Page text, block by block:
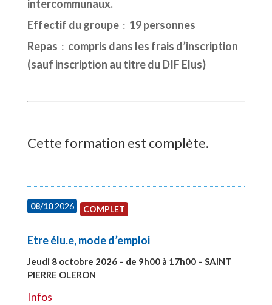
intercommunaux.
Effectif du groupe: 19 personnes
Repas : compris dans les frais d’inscription
(sauf inscription au titre du DIF Elus)
Cette formation est complète.
08/102026 COMPLET
Etre élu.e, mode d’emploi
Jeudi 8 octobre 2026 – de 9h00 à 17h00 – SAINT
PIERRE OLERON
Infos